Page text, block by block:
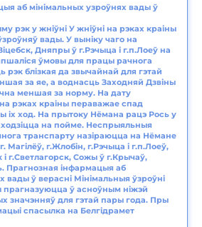
аб мінімальных узроўнях вады ў
рэк у жніўні У жніўні на рэках краіны
вады. У выніку чаго на
Дняпры ў г.Рэчыца і г.п.Лоеў на
ўмовы для працы рачнога
рэк блізкая да звычайнай для гэтай
за яе, а воднасць Заходняй Дзвіны
меншая за норму. На дату
рэках краіны пераважае спад
іх ход. На прытоку Нёмана рацэ Рось у
на пойме. Неспрыяльныя
транспарту назіраюцца на Нёмане
Магілёў, г.Жлобін, г.Рэчыца і г.п.Лоеў,
і г.Светлагорск, Сожы ў г.Крычаў,
Прагнозная інфармацыя аб
вады ў верасні Мінімальныя ўзроўні
прагназуюцца ў асноўным ніжэй
значэнняў для гэтай пары года. Пры
спасылка на Белгідрамет